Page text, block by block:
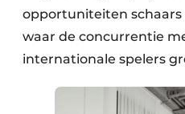
opportuniteiten schaars
waar de concurrentie
internationale spelers